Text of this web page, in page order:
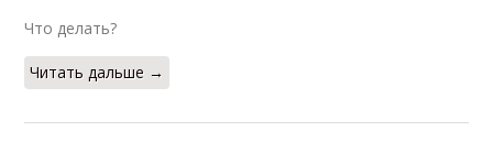
Что делать?
Читать дальше →